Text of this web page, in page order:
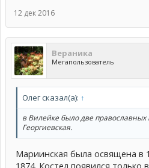
12 дек 2016
Вераника
Мегапользователь
Олег сказал(а): ↑
в Вилейке было две
Георгиевская.
Мариинская была освящена в
1874. Костел появился только в